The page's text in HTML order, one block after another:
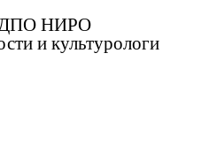
НИРО
и культурологи